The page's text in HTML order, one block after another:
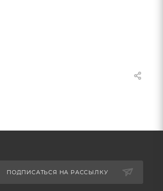
ПОДПИСАТЬСЯ НА РАССЫЛКУ